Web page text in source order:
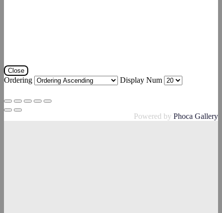
Close
Ordering Display Num
Powered by Phoca Gallery